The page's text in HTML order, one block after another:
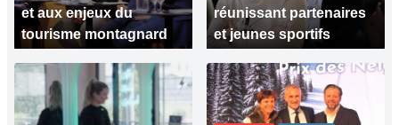
et aux enjeux du
tourisme montagnard
réunissant partenaires
et jeunes sportifs